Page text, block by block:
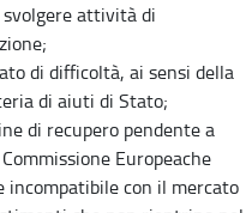
attività di
di difficoltà, ai sensi della
di aiuti di Stato;
di recupero pendente a
Europeache
con il mercato